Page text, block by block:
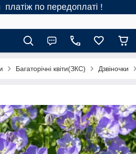
по передоплаті !
Багаторічні квіти(ЗКС) Дзвіночки